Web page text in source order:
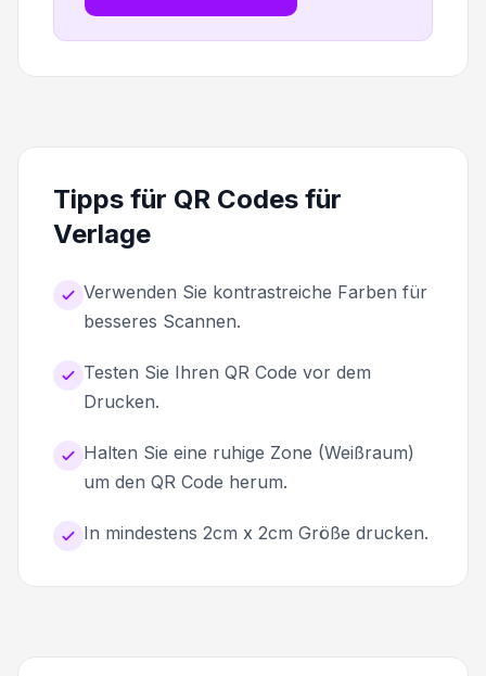
Tipps für QR Codes für
Verlage
Verwenden Sie kontrastreiche Farben für
besseres Scannen.
Testen Sie Ihren QR Code vor dem
Drucken.
Halten Sie eine ruhige Zone (Weißraum)
um den QR Code herum.
In mindestens 2cm x 2cm Größe drucken.